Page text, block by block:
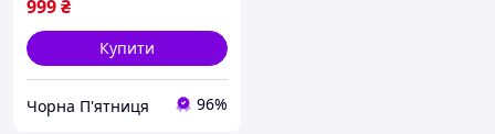
999₴
Купити
Чорна П'ятниця 96%